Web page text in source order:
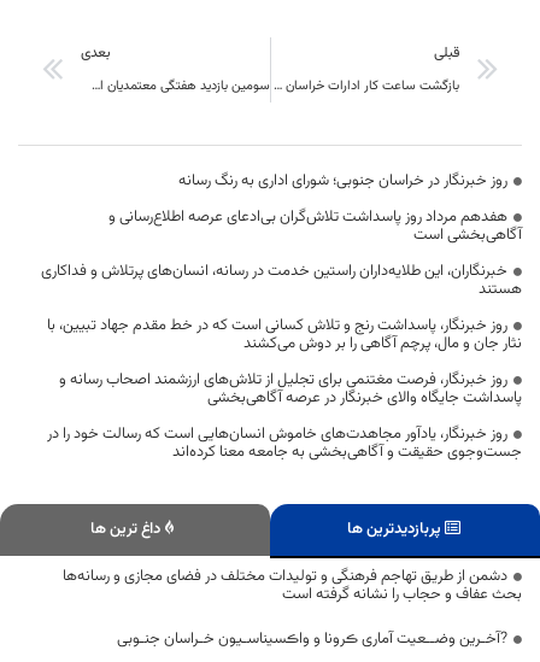
قبلی
بازگشت ساعت کار ادارات خراسان جنوبی به روال قبل
بعدی
سومین بازدید هفتگی معتمدیان استاندار خراسان جنوبی از شهرک صنعتی بیرجند
روز خبرنگار در خراسان جنوبی؛ شورای اداری به رنگ رسانه
هفدهم مرداد روز پاسداشت تلاش‌گران بی‌ادعای عرصه اطلاع‌رسانی و
آگاهی‌بخشی است
خبرنگاران، این طلایه‌داران راستین خدمت در رسانه، انسان‌های پرتلاش و فداکاری
هستند
روز خبرنگار، پاسداشت رنج و تلاش کسانی است که در خط مقدم جهاد تبیین، با
نثار جان و مال، پرچم آگاهی را بر دوش می‌کشند
روز خبرنگار، فرصت مغتنمی برای تجلیل از تلاش‌های ارزشمند اصحاب رسانه و
پاسداشت جایگاه والای خبرنگار در عرصه آگاهی‌بخشی
روز خبرنگار، یادآور مجاهدت‌های خاموش انسان‌هایی است که رسالت خود را در
جست‌وجوی حقیقت و آگاهی‌بخشی به جامعه معنا کرده‌اند
پربازدیدترین ها
داغ ترین ها
دشمن از طریق تهاجم‌ فرهنگی و تولیدات مختلف در فضای مجازی و رسانه‌ها
بحث عفاف و حجاب را نشانه گرفته است
?آخـرین وضــعیت آماری ڪرونا و واڪسیناسـیون خـراسان جنـوبی